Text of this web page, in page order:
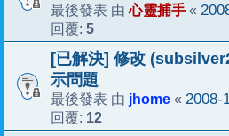
最後發表 由心靈捕手 «
回覆: 5
[已解決] 修改
示問題
最後發表 由 jhome « 2008-
回覆: 12